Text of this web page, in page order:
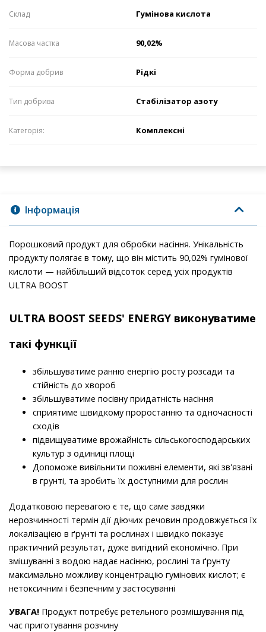
Склaд Гумінова кислота
Мaсовa чaсткa 90,02%
Формa добрив Рідкі
Тип добрива Стабілізатор азоту
Категорія: Комплексні
Інформація
Порошковий продукт для обробки насіння. Унікальність
продукту полягає в тому, що він містить 90,02% гумінової
кислоти — найбільший відсоток серед усіх продуктів
ULTRA BOOST
ULTRA BOOST SEEDS' ENERGY виконуватиме
такі функції
збільшуватиме ранню енергію росту розсади та
стійність до хвороб
збільшуватиме посівну придатність насіння
сприятиме швидкому проростанню та одночасності
сходiв
підвищуватиме врожайність сільськогосподарських
культур з одиниці площі
Допоможе вивільнити поживні елементи, які зв'язані
в грунті, та зробить їх доступними для рослин
Додатковою перевагою є те, що саме завдяки
нерозчинностi термін дії діючих речовин продовжується їх
локалізацією в ґрунті та рослинах і швидко показує
практичний результат, дуже вигідний економічно. При
змішуванні з водою надає насінню, рослині та ґрунту
максимально можливу концентрацію гумінових кислот; є
нетоксичним і безпечним у застосуванні
УВАГА! Продукт потребує ретельного розмішування під
час приготування розчину